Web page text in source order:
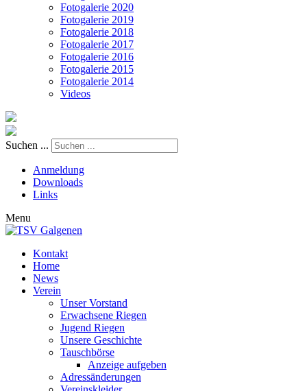
Fotogalerie 2020
Fotogalerie 2019
Fotogalerie 2018
Fotogalerie 2017
Fotogalerie 2016
Fotogalerie 2015
Fotogalerie 2014
Videos
Suchen ...
Anmeldung
Downloads
Links
Menu
Kontakt
Home
News
Verein
Unser Vorstand
Erwachsene Riegen
Jugend Riegen
Unsere Geschichte
Tauschbörse
Anzeige aufgeben
Adressänderungen